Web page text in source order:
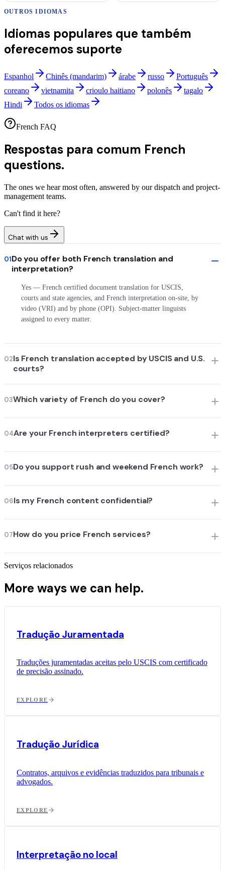
OUTROS IDIOMAS
Idiomas populares que também
oferecemos suporte
Espanhol Chinês (mandarim) árabe russo
Português
coreano
vietnamita crioulo haitiano polonês
tagalo
Hindi
Todos os idiomas
French FAQ
Respostas para comum French
questions.
The ones we hear most often, answered by our dispatch and project-
management teams.
Can't find it here?
Chat with us
01Do you offer both French translation and
interpretation?
Yes — French certified document translation for USCIS,
courts and state agencies, and French interpretation on-site, by
video (VRI) and by phone (OPI). Subject-matter linguists
assigned to every matter.
02Is French translation accepted by USCIS and U.S.
courts?
03Which variety of French do you cover?
04Are your French interpreters certified?
05Do you support rush and weekend French work?
06Is my French content confidential?
07How do you price French services?
Serviços relacionados
More ways we can help.
Tradução Juramentada
Traduções juramentadas aceitas pelo USCIS com certificado
de precisão assinado.
EXPLORE
Tradução Jurídica
Contratos, arquivos e evidências traduzidos para tribunais e
advogados.
EXPLORE
Interpretação no local